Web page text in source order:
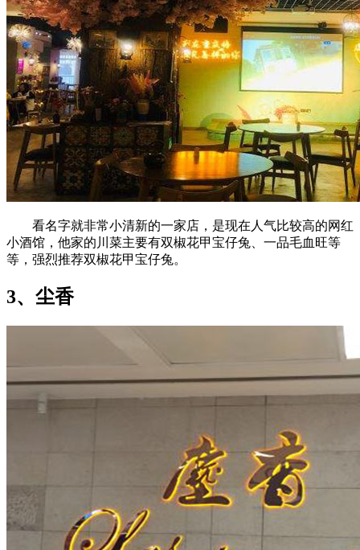
看名字就非常小清新的一家店，是现在人气比较高的网红
小酒馆，他家的川菜主要有双椒花甲宝仔兔、一品毛血旺等
等，强烈推荐双椒花甲宝仔兔。
3、尘香